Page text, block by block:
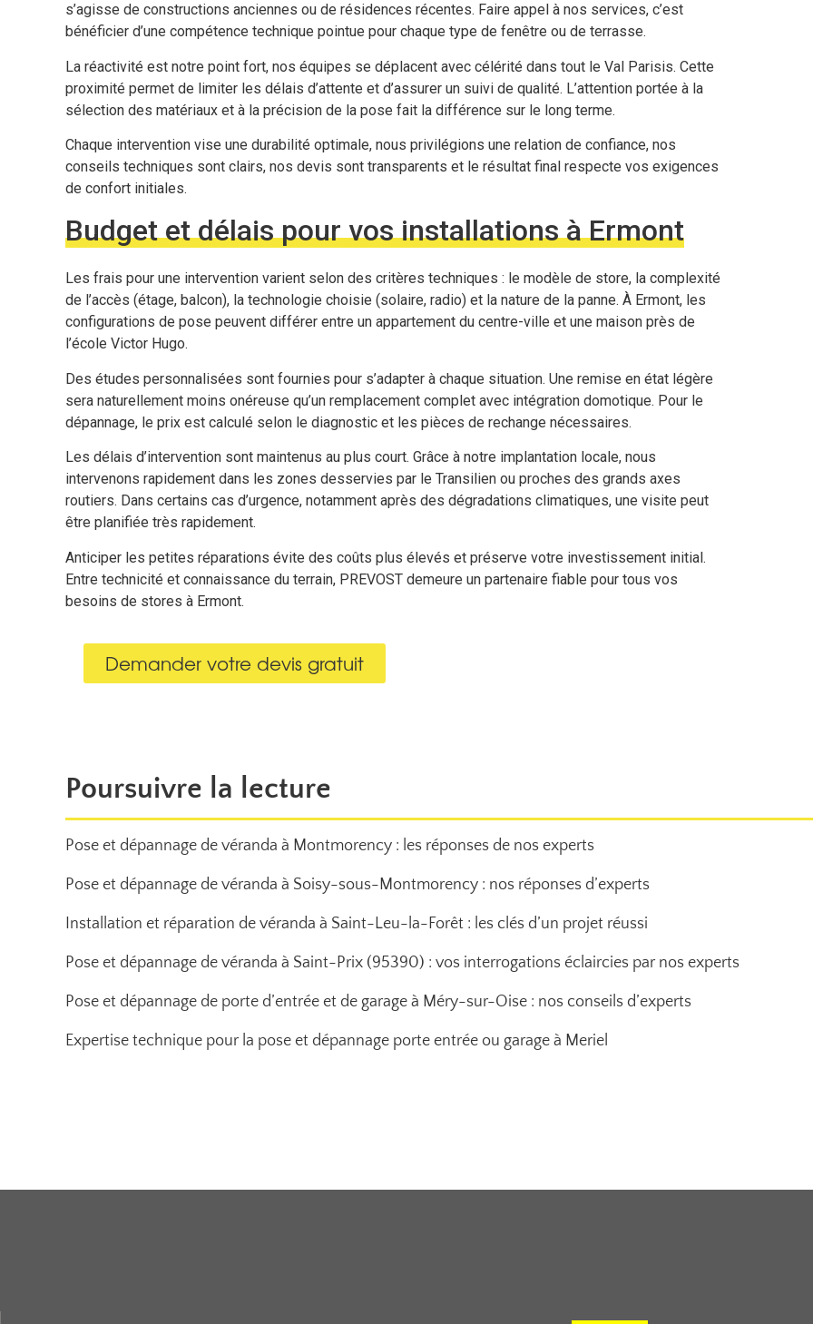
s’agisse de constructions anciennes ou de résidences récentes. Faire appel à nos services, c’est
bénéficier d’une compétence technique pointue pour chaque type de fenêtre ou de terrasse.
La réactivité est notre point fort, nos équipes se déplacent avec célérité dans tout le Val Parisis. Cette
proximité permet de limiter les délais d’attente et d’assurer un suivi de qualité. L’attention portée à la
sélection des matériaux et à la précision de la pose fait la différence sur le long terme.
Chaque intervention vise une durabilité optimale, nous privilégions une relation de confiance, nos
conseils techniques sont clairs, nos devis sont transparents et le résultat final respecte vos exigences
de confort initiales.
Budget et délais pour vos installations à Ermont
Les frais pour une intervention varient selon des critères techniques : le modèle de store, la complexité
de l’accès (étage, balcon), la technologie choisie (solaire, radio) et la nature de la panne. À Ermont, les
configurations de pose peuvent différer entre un appartement du centre-ville et une maison près de
l’école Victor Hugo.
Des études personnalisées sont fournies pour s’adapter à chaque situation. Une remise en état légère
sera naturellement moins onéreuse qu’un remplacement complet avec intégration domotique. Pour le
dépannage, le prix est calculé selon le diagnostic et les pièces de rechange nécessaires.
Les délais d’intervention sont maintenus au plus court. Grâce à notre implantation locale, nous
intervenons rapidement dans les zones desservies par le Transilien ou proches des grands axes
routiers. Dans certains cas d’urgence, notamment après des dégradations climatiques, une visite peut
être planifiée très rapidement.
Anticiper les petites réparations évite des coûts plus élevés et préserve votre investissement initial.
Entre technicité et connaissance du terrain, PREVOST demeure un partenaire fiable pour tous vos
besoins de stores à Ermont.
Demander votre devis gratuit
Poursuivre la lecture
Pose et dépannage de véranda à Montmorency : les réponses de nos experts
Pose et dépannage de véranda à Soisy-sous-Montmorency : nos réponses d’experts
Installation et réparation de véranda à Saint-Leu-la-Forêt : les clés d’un projet réussi
Pose et dépannage de véranda à Saint-Prix (95390) : vos interrogations éclaircies par nos experts
Pose et dépannage de porte d’entrée et de garage à Méry-sur-Oise : nos conseils d’experts
Expertise technique pour la pose et dépannage porte entrée ou garage à Meriel